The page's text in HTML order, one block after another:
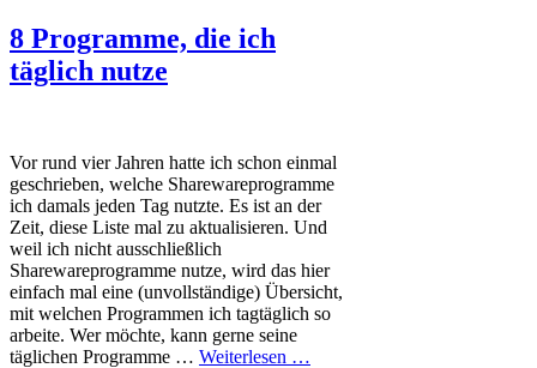
8 Programme, die ich
täglich nutze
Vor rund vier Jahren hatte ich schon einmal
geschrieben, welche Sharewareprogramme
ich damals jeden Tag nutzte. Es ist an der
Zeit, diese Liste mal zu aktualisieren. Und
weil ich nicht ausschließlich
Sharewareprogramme nutze, wird das hier
einfach mal eine (unvollständige) Übersicht,
mit welchen Programmen ich tagtäglich so
arbeite. Wer möchte, kann gerne seine
täglichen Programme … Weiterlesen …